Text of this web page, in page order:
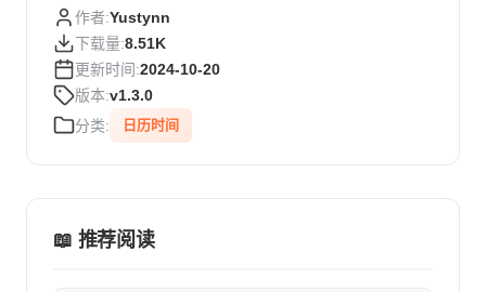
作者:Yustynn
下载量:8.51K
更新时间:2024-10-20
版本:v1.3.0
分类:
日历时间
📖 推荐阅读